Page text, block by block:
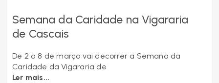
Semana da Caridade na Vigararia
de Cascais
De 2 a 8 de março vai decorrer a Semana da
Caridade da Vigararia de
Ler mais...